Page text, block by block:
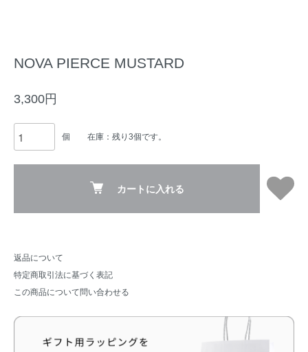
NOVA PIERCE MUSTARD
3,300円
個 在庫：残り3個です。
カートに入れる
返品について
特定商取引法に基づく表記
この商品について問い合わせる